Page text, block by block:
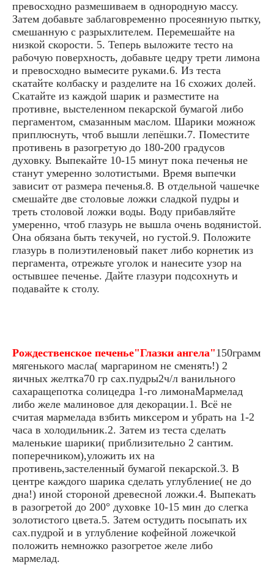
превосходно размешиваем в однородную массу.
Затем добавьте заблаговременно просеянную пытку,
смешанную с разрыхлителем. Перемешайте на
низкой скорости. 5. Теперь выложите тесто на
рабочую поверхность, добавьте цедру трети лимона
и превосходно вымесите руками.6. Из теста
скатайте колбаску и разделите на 16 схожих долей.
Скатайте из каждой шарик и разместите на
противне, выстеленном пекарской бумагой либо
пергаментом, смазанным маслом. Шарики можнож
приплюснуть, чтоб вышли лепёшки.7. Поместите
противень в разогретую до 180-200 градусов
духовку. Выпекайте 10-15 минут пока печенья не
станут умеренно золотистыми. Время выпечки
зависит от размера печенья.8. В отдельной чашечке
смешайте две столовые ложки сладкой пудры и
треть столовой ложки воды. Воду прибавляйте
умеренно, чтоб глазурь не вышла очень водянистой.
Она обязана быть текучей, но густой.9. Положите
глазурь в полиэтиленовый пакет либо корнетик из
пергамента, отрежьте уголок и нанесите узор на
остывшее печенье. Дайте глазури подсохнуть и
подавайте к столу.
Рождественское печенье"Глазки ангела"150грамм
мягенького масла( маргарином не сменять!) 2
яичных желтка70 гр сах.пудры2ч/л ванильного
сахаращепотка солицедра 1-го лимонаМармелад
либо желе малиновое для декорации.1. Всё не
считая мармелада взбить миксером и убрать на 1-2
часа в холодильник.2. Затем из теста сделать
маленькие шарики( приблизительно 2 сантим.
поперечником),уложить их на
противень,застеленный бумагой пекарской.3. В
центре каждого шарика сделать углубление( не до
дна!) иной стороной древесной ложки.4. Выпекать
в разогретой до 200° духовке 10-15 мин до слегка
золотистого цвета.5. Затем остудить посыпать их
сах.пудрой и в углубление кофейной ложечкой
положить немножко разогретое желе либо
мармелад.